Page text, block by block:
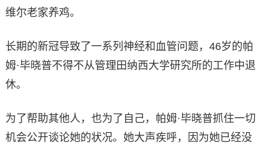
维尔老家养鸡。
长期的新冠导致了一系列神经和血管问题，46岁的帕
姆·毕晓普不得不从管理田纳西大学研究所的工作中退
休。
为了帮助其他人，也为了自己，帕姆·毕晓普抓住一切
机会公开谈论她的状况。她大声疾呼，因为她已经没